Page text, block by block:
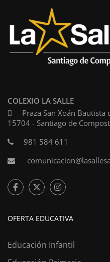
COLEXIO LA SALLE
Praza San Xoán Bautista
15704 - Santiago de
981 584 611
OFERTA EDUCATIVA
Educación Infantil